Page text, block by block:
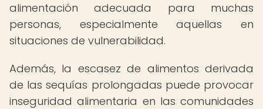
alimentación adecuada para muchas
personas, especialmente aquellas en
situaciones de vulnerabilidad.
Además, la escasez de alimentos derivada
de las sequías prolongadas puede provocar
inseguridad alimentaria en las comunidades